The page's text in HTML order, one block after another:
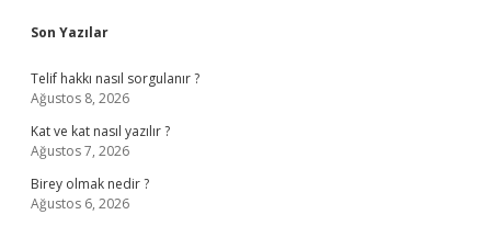
Sidebar
Son Yazılar
Telif hakkı nasıl sorgulanır ?
Ağustos 8, 2026
Kat ve kat nasıl yazılır ?
Ağustos 7, 2026
Birey olmak nedir ?
Ağustos 6, 2026